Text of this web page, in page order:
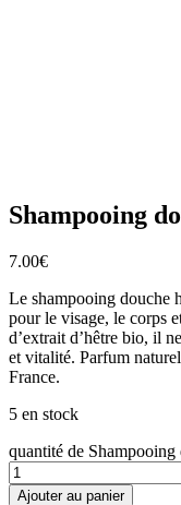
Shampooing
7.00€
Le shampooing douche
pour le visage, le corps
d’extrait d’hêtre bio, il
et vitalité. Parfum
France.
5 en stock
quantité de
Ajouter au panier